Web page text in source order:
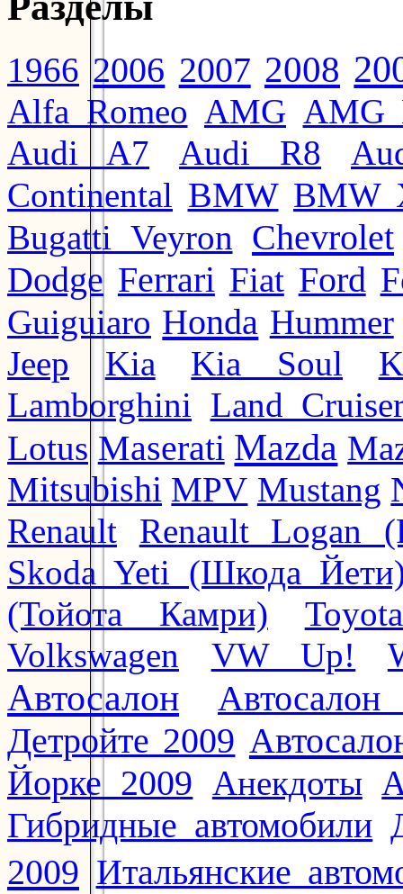
1966 2006 2007 2008
Alfa Romeo AMG AMG
Audi A7
Audi R8
Continental BMW BMW
Bugatti Veyron Chevrolet
Dodge Ferrari Fiat Ford
Guiguiaro Honda Hummer
Jeep
Kia Kia Soul
Lamborghini Land
Lotus Maserati Mazda
Mitsubishi MPV Mustang
Renault
Renault Logan
Skoda Yeti (Шкода
(Тойота Камри)
Volkswagen VW Up!
Автосалон
Детройте 2009
Йорке 2009 Анекдоты
Гибридные автомобили
2009 Итальянские